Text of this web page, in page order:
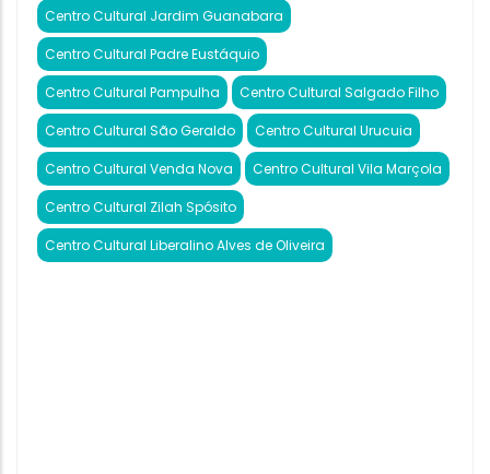
Centro Cultural Jardim Guanabara
Centro Cultural Padre Eustáquio
Centro Cultural Pampulha Centro Cultural Salgado Filho
Centro Cultural São Geraldo Centro Cultural Urucuia
Centro Cultural Venda Nova Centro Cultural Vila Marçola
Centro Cultural Zilah Spósito
Centro Cultural Liberalino Alves de Oliveira